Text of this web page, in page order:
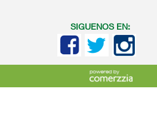
SIGUENOS EN: